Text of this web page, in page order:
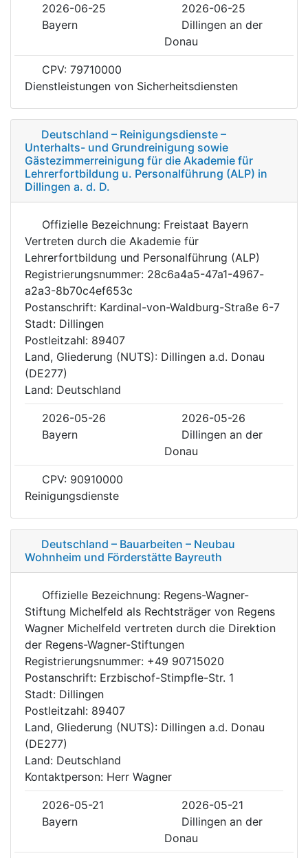
2026-06-25
2026-06-25
Bayern
Dillingen an der
Donau
CPV: 79710000
Dienstleistungen von Sicherheitsdiensten
Deutschland – Reinigungsdienste –
Unterhalts- und Grundreinigung sowie
Gästezimmerreinigung für die Akademie für
Lehrerfortbildung u. Personalführung (ALP) in
Dillingen a. d. D.
Offizielle Bezeichnung: Freistaat Bayern
Vertreten durch die Akademie für
Lehrerfortbildung und Personalführung (ALP)
Registrierungsnummer: 28c6a4a5-47a1-4967-
a2a3-8b70c4ef653c
Postanschrift: Kardinal-von-Waldburg-Straße 6-7
Stadt: Dillingen
Postleitzahl: 89407
Land, Gliederung (NUTS): Dillingen a.d. Donau
(DE277)
Land: Deutschland
2026-05-26
2026-05-26
Bayern
Dillingen an der
Donau
CPV: 90910000
Reinigungsdienste
Deutschland – Bauarbeiten – Neubau
Wohnheim und Förderstätte Bayreuth
Offizielle Bezeichnung: Regens-Wagner-
Stiftung Michelfeld als Rechtsträger von Regens
Wagner Michelfeld vertreten durch die Direktion
der Regens-Wagner-Stiftungen
Registrierungsnummer: +49 90715020
Postanschrift: Erzbischof-Stimpfle-Str. 1
Stadt: Dillingen
Postleitzahl: 89407
Land, Gliederung (NUTS): Dillingen a.d. Donau
(DE277)
Land: Deutschland
Kontaktperson: Herr Wagner
2026-05-21
2026-05-21
Bayern
Dillingen an der
Donau